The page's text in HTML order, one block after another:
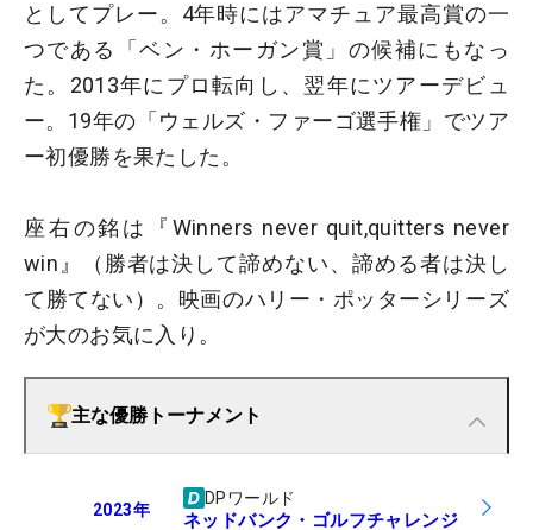
としてプレー。4年時にはアマチュア最高賞の一
つである「ベン・ホーガン賞」の候補にもなっ
た。2013年にプロ転向し、翌年にツアーデビュ
ー。19年の「ウェルズ・ファーゴ選手権」でツア
ー初優勝を果たした。
座右の銘は『Winners never quit,quitters never
win』（勝者は決して諦めない、諦める者は決し
て勝てない）。映画のハリー・ポッターシリーズ
が大のお気に入り。
主な優勝トーナメント
2023年
DPワールド
ネッドバンク・ゴルフチャレンジ